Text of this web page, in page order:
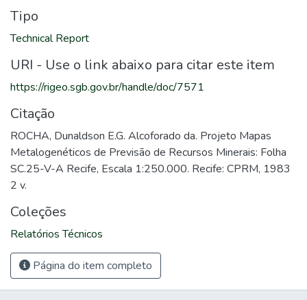
Tipo
Technical Report
URI - Use o link abaixo para citar este item
https://rigeo.sgb.gov.br/handle/doc/7571
Citação
ROCHA, Dunaldson E.G. Alcoforado da. Projeto Mapas
Metalogenéticos de Previsão de Recursos Minerais: Folha
SC.25-V-A Recife, Escala 1:250.000. Recife: CPRM, 1983
2 v.
Coleções
Relatórios Técnicos
Página do item completo